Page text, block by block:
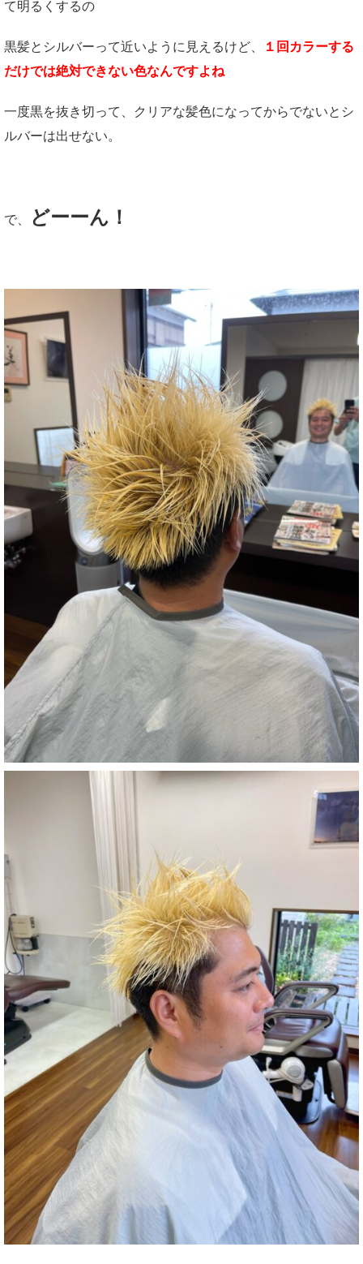
て明るくするの
黒髪とシルバーって近いように見えるけど、
１回カラーする
だけでは絶対できない色なんですよね
一度黒を抜き切って、クリアな髪色になってからでないとシ
ルバーは出せない。
で、 どーーん！